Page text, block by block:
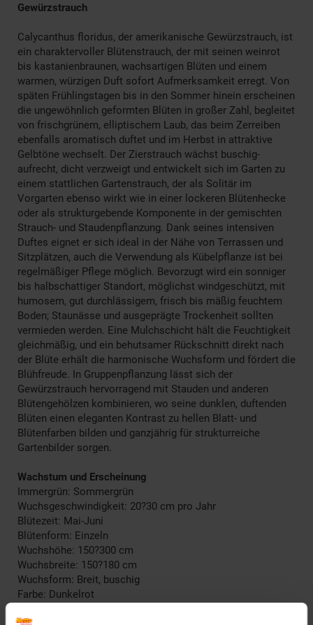
Gewürzstrauch
Calycanthus floridus, der amerikanische Gewürzstrauch, ist
ein charaktervoller Blütenstrauch, der mit seinen weinrot
bis kastanienbraunen, wachsartigen Blüten und einem
warmen, würzigen Duft sofort Aufmerksamkeit erregt. Von
späten Frühlingstagen bis in den Sommer hinein erscheinen
die ungewöhnlich geformten Blüten in großer Zahl, begleitet
von frischgrünem, elliptischem Laub, das beim Zerreiben
ebenfalls aromatisch duftet und im Herbst in attraktive
Gelbtöne wechselt. Der Zierstrauch wächst buschig-
aufrecht, dicht verzweigt und entwickelt sich im Garten zu
einem stattlichen Gartenstrauch, der als Solitär im
Vorgarten ebenso wirkt wie in einer lockeren Blütenhecke
oder als strukturgebende Komponente in der gemischten
Strauch- und Staudenpflanzung. Dank seines intensiven
Duftes eignet er sich ideal in der Nähe von Terrassen und
Sitzplätzen, auch die Verwendung als Kübelpflanze ist bei
regelmäßiger Pflege möglich. Bevorzugt wird ein sonniger
bis halbschattiger Standort, möglichst windgeschützt, mit
humosem, gut durchlässigem, frisch bis mäßig feuchtem
Boden; Staunässe und ausgeprägte Trockenheit sollten
vermieden werden. Eine Mulchschicht hält die Feuchtigkeit
gleichmäßig, und ein behutsamer Rückschnitt direkt nach
der Blüte erhält die harmonische Wuchsform und fördert die
Blühfreude. In Gruppenpflanzung lässt sich der
Gewürzstrauch hervorragend mit Stauden und anderen
Blütengehölzen kombinieren, wo seine dunklen, duftenden
Blüten einen eleganten Kontrast zu hellen Blatt- und
Blütenfarben bilden und ganzjährig für strukturreiche
Gartenbilder sorgen.
Wachstum und Erscheinung
Immergrün: Sommergrün
Wuchsgeschwindigkeit: 20?30 cm pro Jahr
Blütezeit: Mai-Juni
Blütenform: Einzeln
Wuchshöhe: 150?300 cm
Wuchsbreite: 150?180 cm
Wuchsform: Breit, buschig
Farbe: Dunkelrot